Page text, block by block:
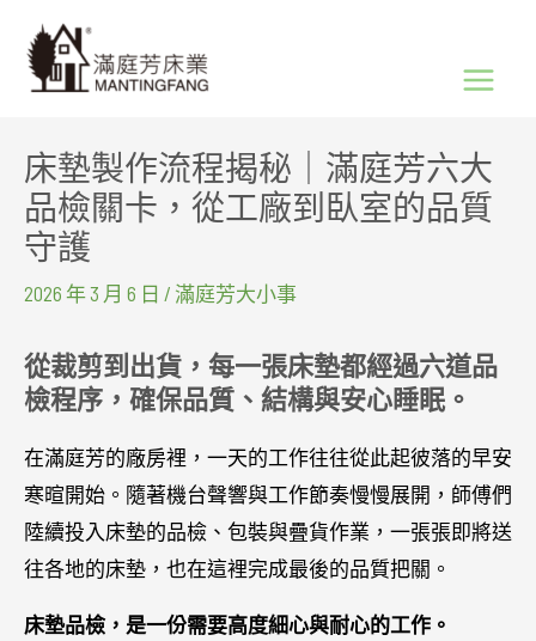
Menu
床墊製作流程揭秘｜滿庭芳六大
品檢關卡，從工廠到臥室的品質
守護
2026 年 3 月 6 日 / 滿庭芳大小事
從裁剪到出貨，每一張床墊都經過六道品
檢程序，確保品質、結構與安心睡眠。
在滿庭芳的廠房裡，一天的工作往往從此起彼落的早安
寒暄開始。隨著機台聲響與工作節奏慢慢展開，師傅們
陸續投入床墊的品檢、包裝與疊貨作業，一張張即將送
往各地的床墊，也在這裡完成最後的品質把關。
床墊品檢，是一份需要高度細心與耐心的工作。